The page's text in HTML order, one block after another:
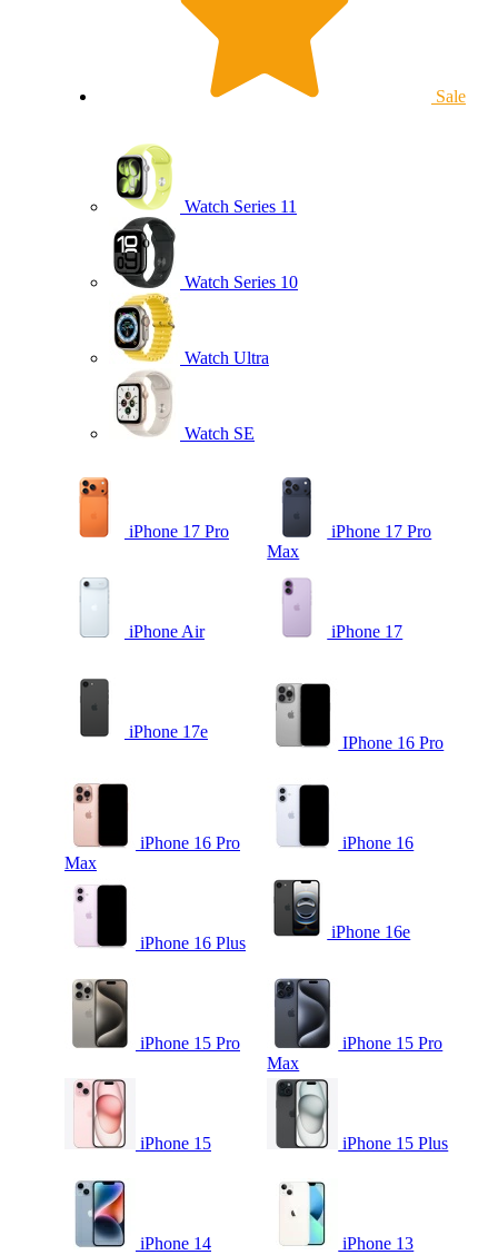
Sale
Watch Series 11
Watch Series 10
Watch Ultra
Watch SE
iPhone 17 Pro
iPhone 17 Pro
Max
iPhone Air iPhone 17
iPhone 17e
IPhone 16 Pro
iPhone 16 Pro
Max
iPhone 16
iPhone 16 Plus
iPhone 16e
iPhone 15 Pro
iPhone 15 Pro
Max
iPhone 15 iPhone 15 Plus
iPhone 14 iPhone 13